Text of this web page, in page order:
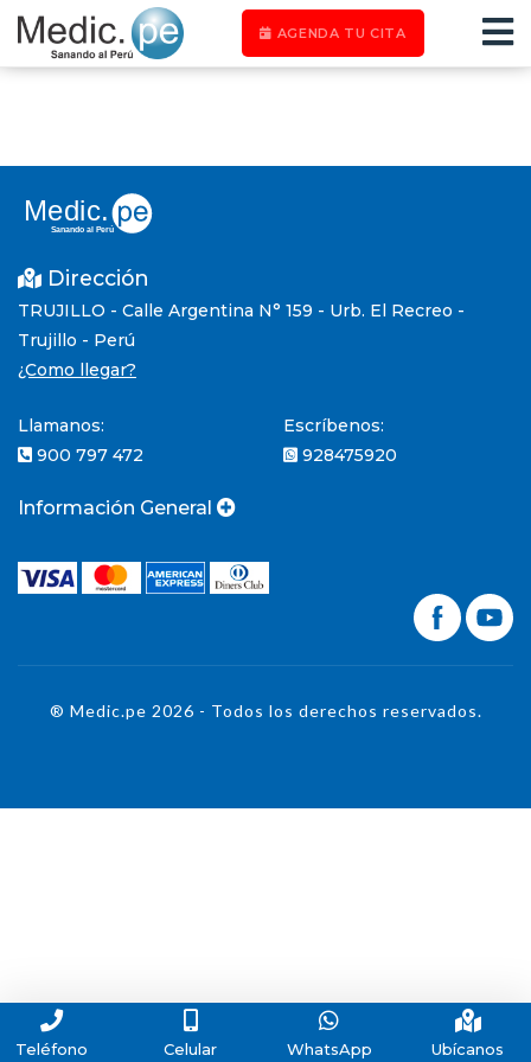
AGENDA TU CITA
Dirección
TRUJILLO - Calle Argentina N° 159 - Urb. El Recreo -
Trujillo - Perú
¿Como llegar?
Llamanos:
900 797 472
Escríbenos:
928475920
Información General
® Medic.pe 2026 - Todos los derechos reservados.
Teléfono Celular WhatsApp Ubícanos